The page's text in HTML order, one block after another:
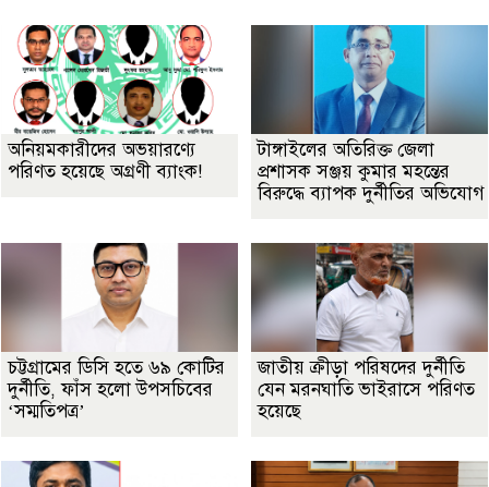
অনিয়মকারীদের অভয়ারণ্যে
পরিণত হয়েছে অগ্রণী ব্যাংক!
টাঙ্গাইলের অতিরিক্ত জেলা
প্রশাসক সঞ্জয় কুমার মহন্তের
বিরুদ্ধে ব্যাপক দুর্নীতির অভিযোগ
চট্টগ্রামের ডিসি হতে ৬৯ কোটির
দুর্নীতি, ফাঁস হলো উপসচিবের
‘সম্মতিপত্র’
জাতীয় ক্রীড়া পরিষদের দুর্নীতি
যেন মরনঘাতি ভাইরাসে পরিণত
হয়েছে